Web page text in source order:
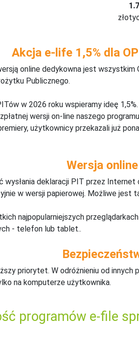
Akcja e-life 1,5% dla
online dedykowna jest
Publicznego.
w 2026 roku wspieramy ideę
wersji on-line naszego
użytkownicy przekazali już
Wersja
wysłania deklaracji PIT przez
w wersji papierowej. Możliwe jest
najpopularniejszych
- telefon lub tablet..
priorytet. W odróżnieniu od innych
na komputerze użytkownika.
programów e-file